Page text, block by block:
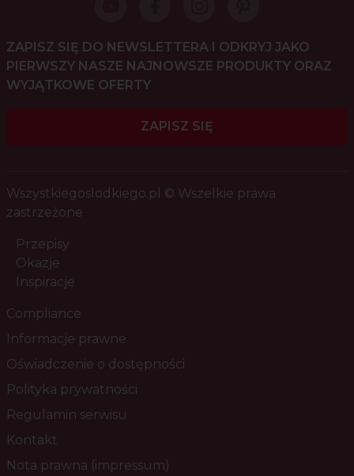
ZAPISZ SIĘ DO NEWSLETTERA I ODKRYJ JAKO
PIERWSZY NASZE NAJNOWSZE PRODUKTY ORAZ
WYJĄTKOWE OFERTY
ZAPISZ SIĘ
Wszystkiegoslodkiego.pl © Wszelkie prawa
zastrzeżone
Przepisy
Okazje
Inspiracje
Compliance
Informacje prawne
Oświadczenie o dostępności
Polityka prywatności
Regulamin serwisu
Kontakt
Nota prawna (impressum)